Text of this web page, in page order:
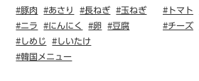
#豚肉 #あさり #長ねぎ
#玉ねぎ
#ニラ
#にんにく #卵
#豆腐
#しめじ
#しいたけ
#韓国メニュー
#トマト
#チーズ